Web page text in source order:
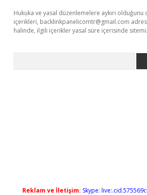
Hukuka ve yasal düzenlemelere aykırı
içerikleri, backlinkpanelicomtr@gmail.com
halinde, ilgili içerikler yasal süre içerisinde
Reklam ve İletişim: Skype: